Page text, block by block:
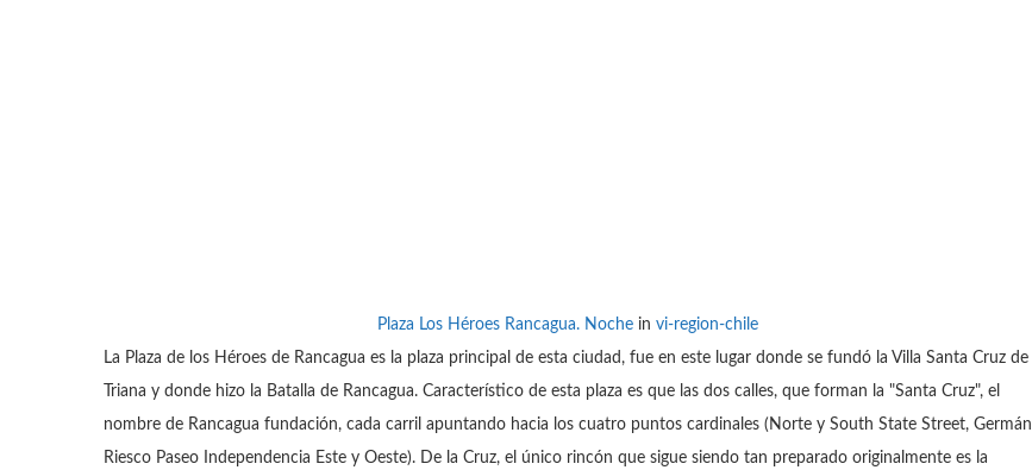
Plaza Los Héroes Rancagua. Nochein vi-region-chile
La Plaza de los Héroes de Rancagua es la plaza principal de esta ciudad, fue en este lugar donde se fundó la Villa Santa Cruz de
Triana y donde hizo la Batalla de Rancagua. Característico de esta plaza es que las dos calles, que forman la "Santa Cruz", el
nombre de Rancagua fundación, cada carril apuntando hacia los cuatro puntos cardinales (Norte y South State Street, Germán
Riesco Paseo Independencia Este y Oeste). De la Cruz, el único rincón que sigue siendo tan preparado originalmente es la